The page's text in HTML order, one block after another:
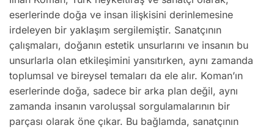
eserlerinde doğa ve insan ilişkisini derinlemesine
irdeleyen bir yaklaşım sergilemiştir. Sanatçının
çalışmaları, doğanın estetik unsurlarını ve insanın bu
unsurlarla olan etkileşimini yansıtırken, aynı zamanda
toplumsal ve bireysel temaları da ele alır. Koman’ın
eserlerinde doğa, sadece bir arka plan değil, aynı
zamanda insanın varoluşsal sorgulamalarının bir
parçası olarak öne çıkar. Bu bağlamda, sanatçının